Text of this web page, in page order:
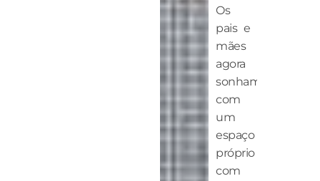
Os
pais e
mães
agora
sonham
com
um
espaço
próprio
com